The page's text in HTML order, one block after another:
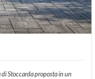
Stoccarda proposta in un